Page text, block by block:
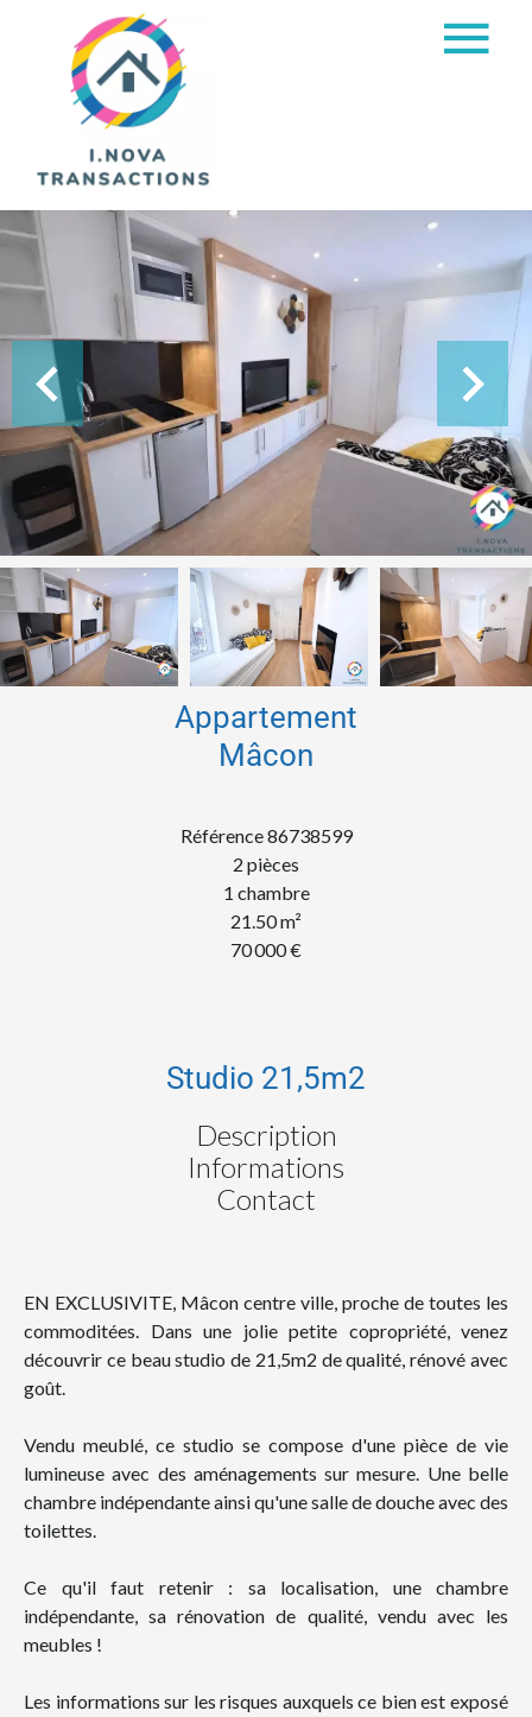
Appartement
Mâcon
Référence86738599
2 pièces
1 chambre
21.50m²
70 000 €
Studio 21,5m2
Description
Informations
Contact
EN EXCLUSIVITE, Mâcon centre ville, proche de toutes les
commoditées. Dans une jolie petite copropriété, venez
découvrir ce beau studio de 21,5m2 de qualité, rénové avec
goût.
Vendu meublé, ce studio se compose d'une pièce de vie
lumineuse avec des aménagements sur mesure. Une belle
chambre indépendante ainsi qu'une salle de douche avec des
toilettes.
Ce qu'il faut retenir : sa localisation, une chambre
indépendante, sa rénovation de qualité, vendu avec les
meubles !
Les informations sur les risques auxquels ce bien est exposé